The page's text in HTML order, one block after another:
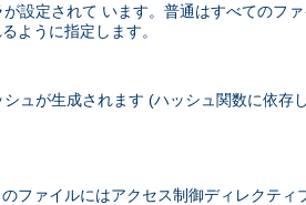
設定されて います。普通はすべてのフ
ように指定します。
ュが生成されます (ハッシュ関数に依存し
ファイルにはアクセス制御ディレクティ